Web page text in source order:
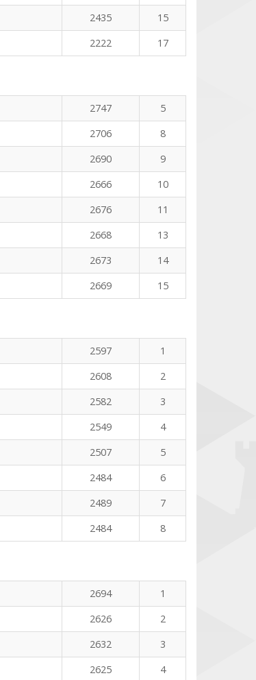
2435
15
2222 17
2747
5
2706
8
2690
9
2666
10
2676
11
2668
13
2673
14
2669 15
2597
1
2608
2
2582
3
2549
4
2507
5
2484
6
2489
7
2484 8
2694
1
2626
2
2632
3
2625
4